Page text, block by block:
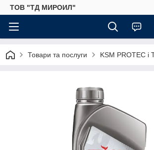
ТОВ "ТД МИРОИЛ"
Товари та послуги KSM PROTEC і